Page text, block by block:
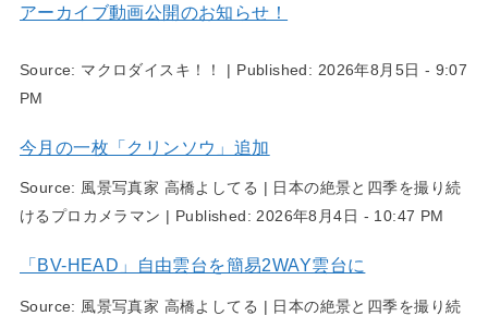
アーカイブ動画公開のお知らせ！
Source: マクロダイスキ！！ | Published: 2026年8月5日 - 9:07
PM
今月の一枚「クリンソウ」追加
Source: 風景写真家 高橋よしてる | 日本の絶景と四季を撮り続
けるプロカメラマン | Published:2026年8月4日 - 10:47 PM
「BV-HEAD」自由雲台を簡易2WAY雲台に
Source: 風景写真家 高橋よしてる | 日本の絶景と四季を撮り続